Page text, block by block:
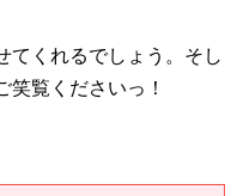
てくれるでしょう。そし
覧くださいっ！